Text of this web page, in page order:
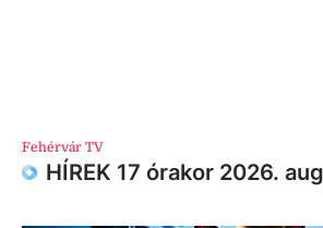
Fehérvár TV
HÍREK 17 órakor 2026.